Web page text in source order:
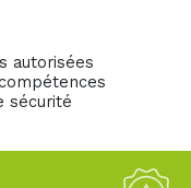
autorisées
sécurité